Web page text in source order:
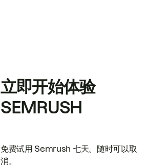
立即开始体验
SEMRUSH
免费试用 Semrush 七天。随时可以取
消。